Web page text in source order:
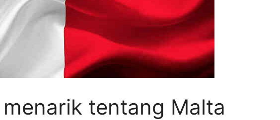
tentang Malta